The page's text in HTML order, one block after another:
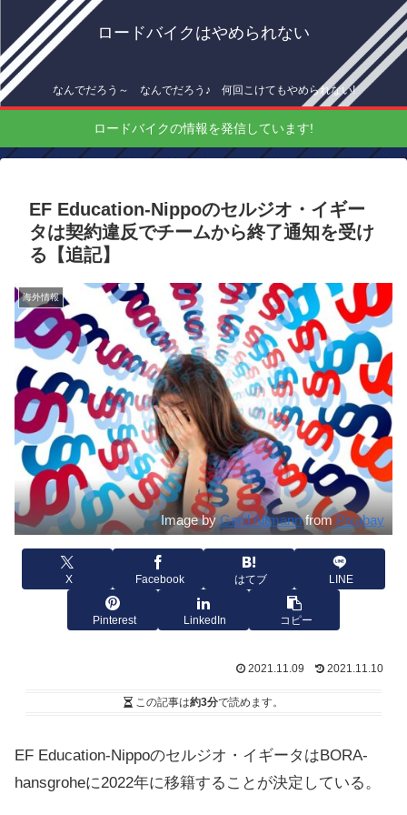
ロードバイクはやめられない
なんでだろう～ なんでだろう♪ 何回こけてもやめられない!
ロードバイクの情報を発信しています!
EF Education-Nippoのセルジオ・イギー
タは契約違反でチームから終了通知を受け
る【追記】
海外情報
Image byGerd AltmannfromPixabay
X Facebook はてブ LINE
Pinterest LinkedIn コピー
2021.11.09 2021.11.10
この記事は約3分で読めます。
EF Education-Nippoのセルジオ・イギータはBORA-
hansgroheに2022年に移籍することが決定している。